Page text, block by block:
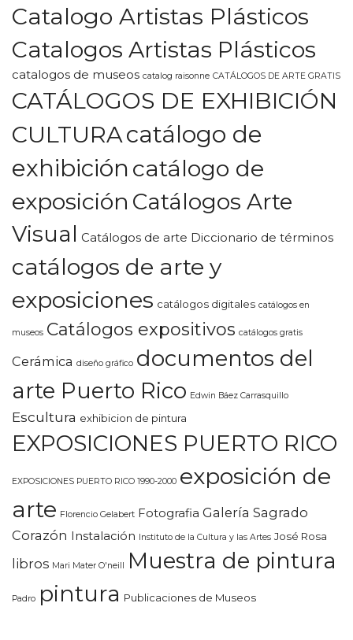
Catalogo Artistas Plásticos
Catalogos Artistas Plásticos
catalogos de museos catalog raisonne CATÁLOGOS DE ARTE GRATIS
CATÁLOGOS DE EXHIBICIÓN
CULTURAcatálogo de
exhibición catálogo de
exposición Catálogos Arte
Visual Catálogos de arte Diccionario de términos
catálogos de arte y
exposiciones catálogos digitales catálogos en
museos Catálogos expositivos catálogos gratis
Cerámica diseño gráfico documentos del
arte Puerto Rico Edwin Báez Carrasquillo
Escultura exhibicion de pintura
EXPOSICIONES PUERTO RICO
EXPOSICIONES PUERTO RICO 1990-2000 exposición de
arte Florencio Gelabert Fotografia Galería Sagrado
Corazón Instalación Instituto de la Cultura y las Artes José Rosa
libros Mari Mater O'neill Muestra de pintura
Padro pintura Publicaciones de Museos